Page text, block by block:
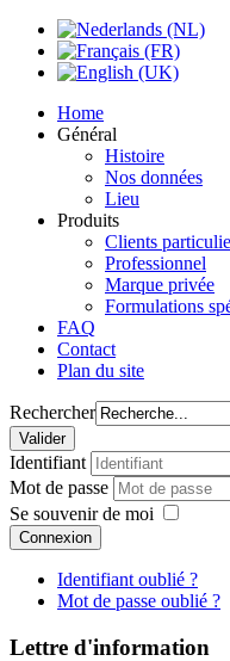
Home
Général
Histoire
Nos données
Lieu
Produits
Clients
Professionnel
Marque privée
Formulations
FAQ
Contact
Plan du site
Rechercher
Identifiant
Mot de passe
Se souvenir de moi
Connexion
Identifiant oublié ?
Mot de passe oublié ?
Lettre d'information